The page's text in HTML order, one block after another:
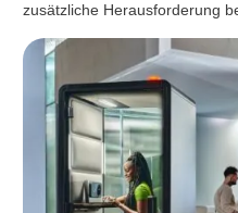
zusätzliche Herausforderung